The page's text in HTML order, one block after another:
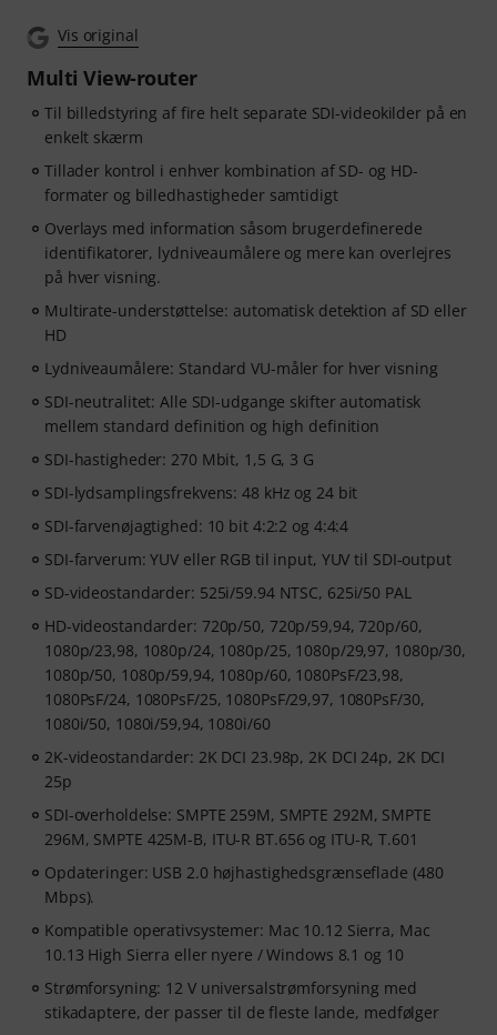
Vis original
Multi View-router
Til billedstyring af fire helt separate SDI-videokilder på en
enkelt skærm
Tillader kontrol i enhver kombination af SD- og HD-
formater og billedhastigheder samtidigt
Overlays med information såsom brugerdefinerede
identifikatorer, lydniveaumålere og mere kan overlejres
på hver visning.
Multirate-understøttelse: automatisk detektion af SD eller
HD
Lydniveaumålere: Standard VU-måler for hver visning
SDI-neutralitet: Alle SDI-udgange skifter automatisk
mellem standard definition og high definition
SDI-hastigheder: 270 Mbit, 1,5 G, 3 G
SDI-lydsamplingsfrekvens: 48 kHz og 24 bit
SDI-farvenøjagtighed: 10 bit 4:2:2 og 4:4:4
SDI-farverum: YUV eller RGB til input, YUV til SDI-output
SD-videostandarder: 525i/59.94 NTSC, 625i/50 PAL
HD-videostandarder: 720p/50, 720p/59,94, 720p/60,
1080p/23,98, 1080p/24, 1080p/25, 1080p/29,97, 1080p/30,
1080p/50, 1080p/59,94, 1080p/60, 1080PsF/23,98,
1080PsF/24, 1080PsF/25, 1080PsF/29,97, 1080PsF/30,
1080i/50, 1080i/59,94, 1080i/60
2K-videostandarder: 2K DCI 23.98p, 2K DCI 24p, 2K DCI
25p
SDI-overholdelse: SMPTE 259M, SMPTE 292M, SMPTE
296M, SMPTE 425M-B, ITU-R BT.656 og ITU-R, T.601
Opdateringer: USB 2.0 højhastighedsgrænseflade (480
Mbps).
Kompatible operativsystemer: Mac 10.12 Sierra, Mac
10.13 High Sierra eller nyere / Windows 8.1 og 10
Strømforsyning: 12 V universalstrømforsyning med
stikadaptere, der passer til de fleste lande, medfølger